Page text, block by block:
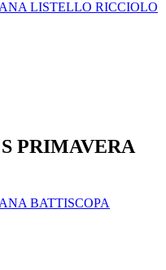
LISTELLO RICCIOLO
PRIMAVERA
BATTISCOPA